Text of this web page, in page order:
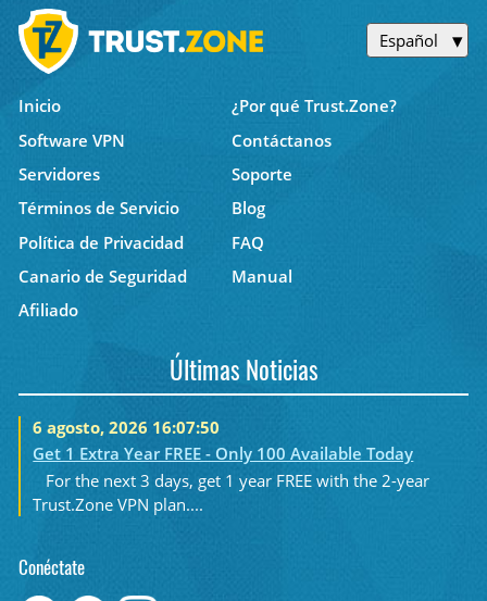
Español
Inicio
¿Por qué Trust.Zone?
Software VPN
Contáctanos
Servidores
Soporte
Términos de Servicio
Blog
Política de Privacidad
FAQ
Canario de Seguridad
Manual
Afiliado
Últimas Noticias
6 agosto, 2026 16:07:50
Get 1 Extra Year FREE - Only 100 Available Today
For the next 3 days, get 1 year FREE with the 2-year
Trust.Zone VPN plan....
Conéctate